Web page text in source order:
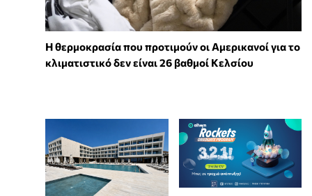
Η θερμοκρασία που προτιμούν οι Αμερικανοί για το
κλιματιστικό δεν είναι 26 βαθμοί Κελσίου